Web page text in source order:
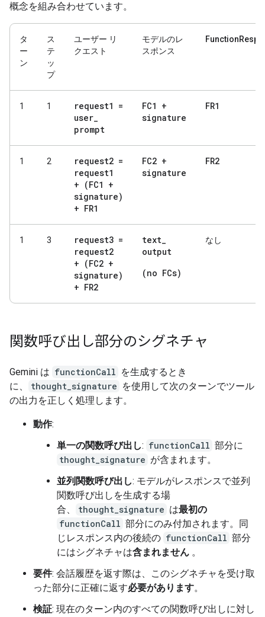
概念を組み合わせています。
タ
ー
ン
ス
テ
ッ
プ
ユーザー リ
クエスト
モデルのレ
スポンス
1 1
request1 =
user_
prompt
FC1 +
signature
FR1
1 2
request2 =
request1
+ (FC1 +
signature)
+ FR1
FC2 +
signature
FR2
1 3
request3 =
request2
+ (FC2 +
signature)
+ FR2
text_
output
(no FCs)
なし
関数呼び出し部分のシグネチャ
Gemini は functionCall を生成するとき
に、
thought_signature を使用して次のターンでツール
の出力を正しく処理します。
動作:
単一の関数呼び出し: functionCall 部分に
thought_signature が含まれます。
並列関数呼び出し: モデルがレスポンスで並列
関数呼び出しを生成する場
合、
thought_signature は最初の
functionCall 部分にのみ付加されます。同
じレスポンス内の後続の functionCall 部分
にはシグネチャは含まれません 。
要件: 会話履歴を返す際は、このシグネチャを受け取
った部分に正確に返す必要があります。
検証: 現在のターン内のすべての関数呼び出しに対し